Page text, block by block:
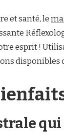
et santé, le
esprit !
qui